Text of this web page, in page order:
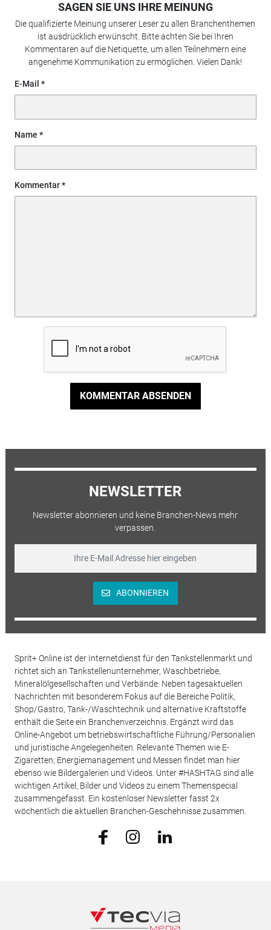
SAGEN SIE UNS IHRE MEINUNG
Die qualifizierte Meinung unserer Leser zu allen Branchenthemen
ist ausdrücklich erwünscht. Bitte achten Sie bei Ihren
Kommentaren auf die Netiquette, um allen Teilnehmern eine
angenehme Kommunikation zu ermöglichen. Vielen Dank!
E-Mail
Name
Kommentar
KOMMENTAR ABSENDEN
NEWSLETTER
Newsletter abonnieren und keine Branchen-News mehr
verpassen.
ABONNIEREN
Sprit+ Online ist der Internetdienst für den Tankstellenmarkt und
richtet sich an Tankstellenunternehmer, Waschbetriebe,
Mineralölgesellschaften und Verbände. Neben tagesaktuellen
Nachrichten mit besonderem Fokus auf die Bereiche Politik,
Shop/Gastro, Tank-/Waschtechnik und alternative Kraftstoffe
enthält die Seite ein Branchenverzeichnis. Ergänzt wird das
Online-Angebot um betriebswirtschaftliche Führung/Personalien
und juristische Angelegenheiten. Relevante Themen wie E-
Zigaretten, Energiemanagement und Messen findet man hier
ebenso wie Bildergalerien und Videos. Unter #HASHTAG sind alle
wichtigen Artikel, Bilder und Videos zu einem Themenspecial
zusammengefasst. Ein kostenloser Newsletter fasst 2x
wöchentlich die aktuellen Branchen-Geschehnisse zusammen.